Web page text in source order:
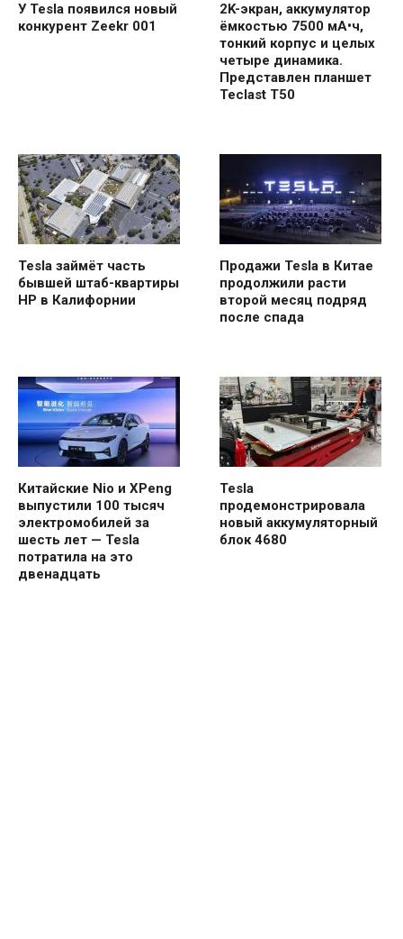
У Tesla появился новый
конкурент Zeekr 001
2K-экран, аккумулятор
ёмкостью 7500 мА•ч,
тонкий корпус и целых
четыре динамика.
Представлен планшет
Teclast T50
Tesla займёт часть
бывшей штаб-квартиры
HP в Калифорнии
Продажи Tesla в Китае
продолжили расти
второй месяц подряд
после спада
Китайские Nio и XPeng
выпустили 100 тысяч
электромобилей за
шесть лет — Tesla
потратила на это
двенадцать
Tesla
продемонстрировала
новый аккумуляторный
блок 4680